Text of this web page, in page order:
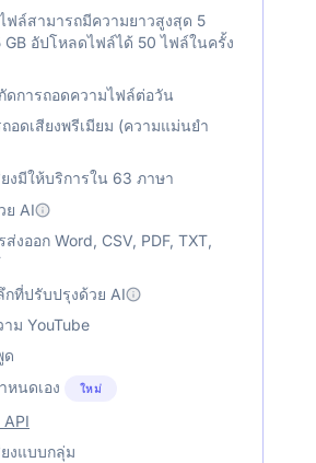
ฟล์สามารถมีความยาวสูงสุด 5
GB อัปโหลดไฟล์ได้ 50 ไฟล์ในครั้ง
ดการถอดความไฟล์ต่อวัน
อดเสียงพรีเมียม (ความแม่นยำ
งมีให้บริการใน 63 ภาษา
ย AI
งออก Word, CSV, PDF, TXT,
กที่ปรับปรุงด้วย AI
ม YouTube
ด
หนดเอง
ใหม่
API
งแบบกลุ่ม